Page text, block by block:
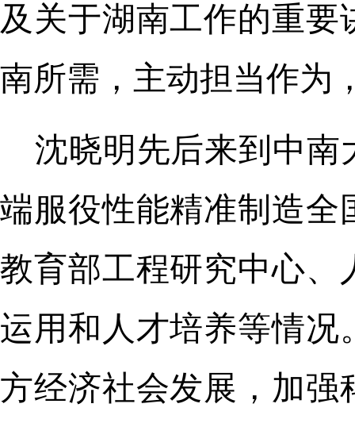
及关于湖南工作的重
南所需，主动担当作为
沈晓明先后来到中南
端服役性能精准制造全
教育部工程研究中心、
运用和人才培养等情
方经济社会发展，加